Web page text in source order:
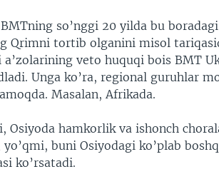
so’nggi 20 yilda bu
Qrimni tortib olganini misol
a’zolarining veto huquqi bois BMT
Unga ko’ra, regional guruhlar
Masalan, Afrikada.
Osiyoda hamkorlik va ishonch
buni Osiyodagi ko’plab
ko’rsatadi.